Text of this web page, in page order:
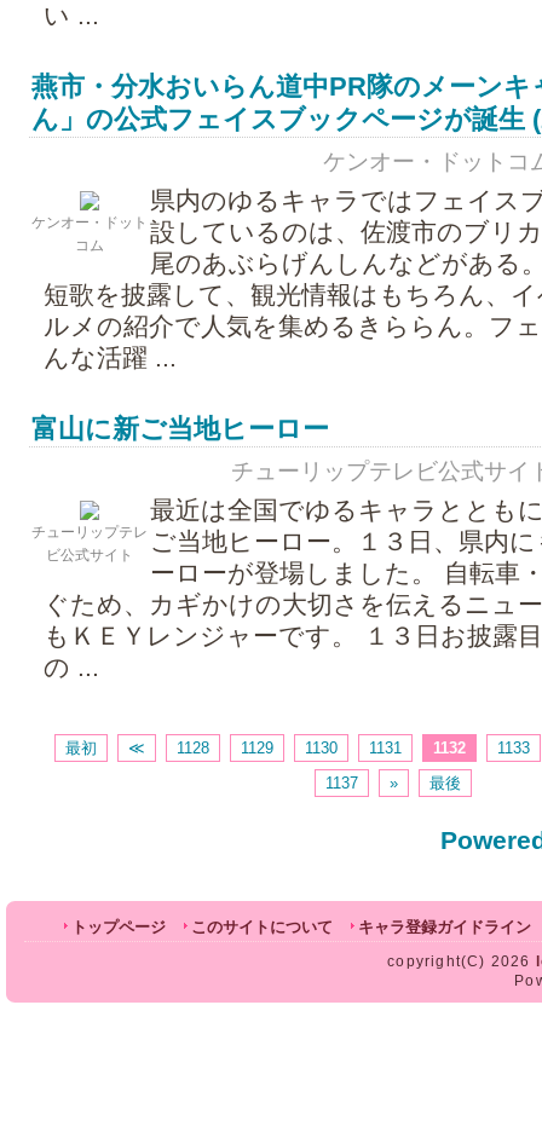
い ...
燕市・分水おいらん道中PR隊のメーン
ん」の公式フェイスブックページが誕生
ケンオー・ドットコ
ケンオー・ドット
コム
県内のゆるキャラではフェイス
設しているのは、佐渡市のブリ
尾のあぶらげんしんなどがある
短歌を披露して、観光情報はもちろん、
ルメの紹介で人気を集めるきららん。フ
んな活躍 ...
富山に新ご当地ヒーロー
チューリップテレビ公式サ
チューリップテレ
ビ公式サイト
最近は全国でゆるキャラととも
ご当地ヒーロー。１３日、県内
ーローが登場しました。 自転車
ぐため、カギかけの大切さを伝えるニュ
もＫＥＹレンジャーです。 １３日お披露
の ...
最初 ≪ 1128 1129 1130 1131 1132
1133
1137
» 最後
トップページ このサイトについて キャラ登録ガイドライン
copyright(C) 2026